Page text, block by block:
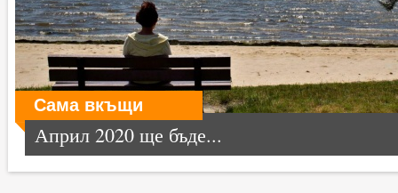
Сама вкъщи
Април 2020 ще бъде...